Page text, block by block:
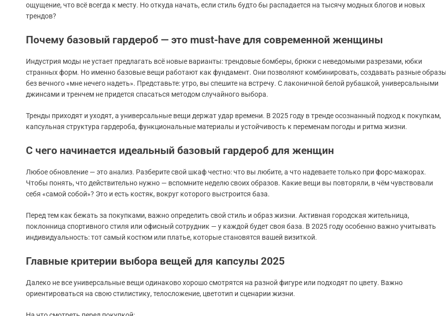
ощущение, что всё всегда к месту. Но откуда начать, если стиль будто бы распадается на тысячу модных блогов и новых
трендов?
Почему базовый гардероб — это must-have для современной женщины
Индустрия моды не устает предлагать всё новые варианты: трендовые бомберы, брюки с неведомыми разрезами, юбки
странных форм. Но именно базовые вещи работают как фундамент. Они позволяют комбинировать, создавать разные
без вечного «мне нечего надеть». Представьте: утро, вы спешите на встречу. С лаконичной белой рубашкой, универсальными
джинсами и тренчем не придется спасаться методом случайного выбора.
Тренды приходят и уходят, а универсальные вещи держат удар времени. В 2025 году в тренде осознанный подход к покупкам,
капсульная структура гардероба, функциональные материалы и устойчивость к переменам погоды и ритма жизни.
С чего начинается идеальный базовый гардероб для женщин
Любое обновление — это анализ. Разберите свой шкаф честно: что вы любите, а что надеваете только при форс-мажорах.
Чтобы понять, что действительно нужно — вспомните неделю своих образов. Какие вещи вы повторяли, в чём чувствовали
себя «самой собой»? Это и есть костяк, вокруг которого выстроится база.
Перед тем как бежать за покупками, важно определить свой стиль и образ жизни. Активная городская жительница,
поклонница спортивного стиля или офисный сотрудник — у каждой будет своя база. В 2025 году особенно важно учитывать
индивидуальность: тот самый костюм или платье, которые становятся вашей визиткой.
Главные критерии выбора вещей для капсулы 2025
Далеко не все универсальные вещи одинаково хорошо смотрятся на разной фигуре или подходят по цвету. Важно
ориентироваться на свою стилистику, телосложение, цветотип и сценарии жизни.